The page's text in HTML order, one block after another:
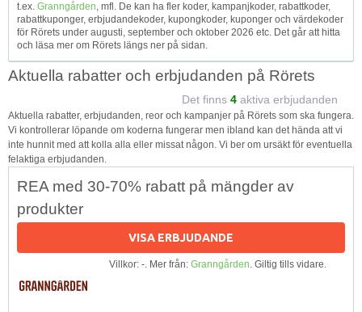
t.ex. Granngården, mfl. De kan ha fler koder, kampanjkoder, rabattkoder,
rabattkuponger, erbjudandekoder, kupongkoder, kuponger och värdekoder
för Rörets under augusti, september och oktober 2026 etc. Det går att hitta
och läsa mer om Rörets längs ner på sidan.
Aktuella rabatter och erbjudanden på Rörets
Det finns 4 aktiva erbjudanden
Aktuella rabatter, erbjudanden, reor och kampanjer på Rörets som ska fungera.
Vi kontrollerar löpande om koderna fungerar men ibland kan det hända att vi
inte hunnit med att kolla alla eller missat någon. Vi ber om ursäkt för eventuella
felaktiga erbjudanden.
REA med 30-70% rabatt på mängder av
produkter
VISA ERBJUDANDE
Villkor: -. Mer från: Granngården. Giltig tills vidare.